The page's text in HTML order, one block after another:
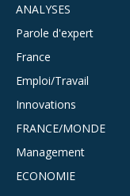
ANALYSES
Parole d'expert
France
Emploi/Travail
Innovations
FRANCE/MONDE
Management
ECONOMIE